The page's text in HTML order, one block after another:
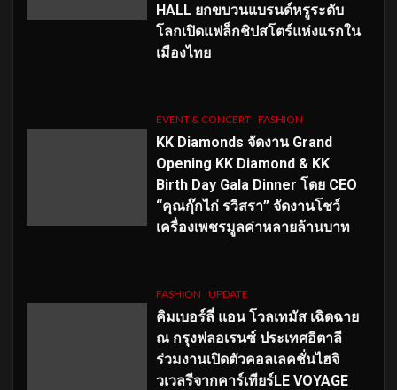
HALL ยกขบวนแบรนด์หรูระดับ
โลกเปิดแฟล็กชิปสโตร์แห่งแรกใน
เมืองไทย
EVENT & CONCERT FASHION
KK Diamonds จัดงาน Grand
Opening KK Diamond & KK
Birth Day Gala Dinner โดย CEO
“คุณกุ๊กไก่ รวิสรา” จัดงานโชว์
เครื่องเพชรมูลค่าหลายล้านบาท
FASHION UPDATE
คิมเบอร์ลี่ แอน โวลเทมัส เฉิดฉาย
ณ กรุงฟลอเรนซ์ ประเทศอิตาลี
ร่วมงานเปิดตัวคอลเลคชั่นไฮจิ
วเวลรีจากคาร์เทียร์LE VOYAGE